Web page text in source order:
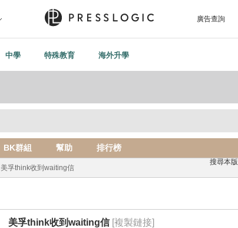
廣告查詢
中學 特殊教育 海外升學
BK群組 幫助 排行榜
搜尋本版
美孚think收到waiting信
美孚think收到waiting信 [複製鏈接]